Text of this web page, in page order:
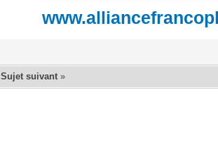
Sujet suivant »